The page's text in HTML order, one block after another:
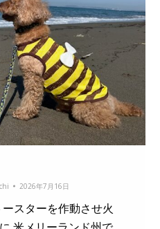
2026年7月16日
スターを作動させ火